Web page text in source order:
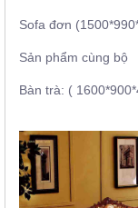
Sofa đơn
Sản phẩm cùng bộ
Bàn trà: (